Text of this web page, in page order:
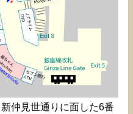
仲見世通りに面した6番